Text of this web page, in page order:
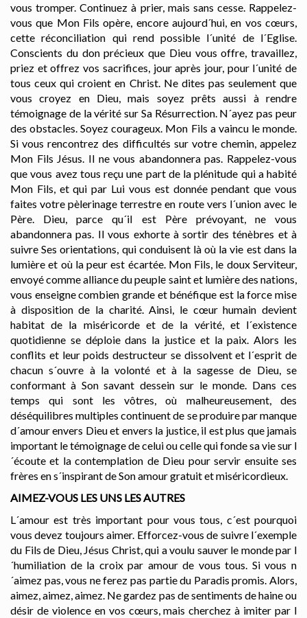
vous tromper. Continuez à prier, mais sans cesse. Rappelez-
vous que Mon Fils opère, encore aujourd´hui, en vos cœurs,
cette réconciliation qui rend possible l´unité de l´Eglise.
Conscients du don précieux que Dieu vous offre, travaillez,
priez et offrez vos sacrifices, jour après jour, pour l´unité de
tous ceux qui croient en Christ. Ne dites pas seulement que
vous croyez en Dieu, mais soyez prêts aussi à rendre
témoignage de la vérité sur Sa Résurrection. N´ayez pas peur
des obstacles. Soyez courageux. Mon Fils a vaincu le monde.
Si vous rencontrez des difficultés sur votre chemin, appelez
Mon Fils Jésus. Il ne vous abandonnera pas. Rappelez-vous
que vous avez tous reçu une part de la plénitude qui a habité
Mon Fils, et qui par Lui vous est donnée pendant que vous
faites votre pèlerinage terrestre en route vers l´union avec le
Père. Dieu, parce qu´il est Père prévoyant, ne vous
abandonnera pas. Il vous exhorte à sortir des ténèbres et à
suivre Ses orientations, qui conduisent là où la vie est dans la
lumière et où la peur est écartée. Mon Fils, le doux Serviteur,
envoyé comme alliance du peuple saint et lumière des nations,
vous enseigne combien grande et bénéfique est la force mise
à disposition de la charité. Ainsi, le cœur humain devient
habitat de la miséricorde et de la vérité, et l´existence
quotidienne se déploie dans la justice et la paix. Alors les
conflits et leur poids destructeur se dissolvent et l´esprit de
chacun s´ouvre à la volonté et à la sagesse de Dieu, se
conformant à Son savant dessein sur le monde. Dans ces
temps qui sont les vôtres, où malheureusement, des
déséquilibres multiples continuent de se produire par manque
d´amour envers Dieu et envers la justice, il est plus que jamais
important le témoignage de celui ou celle qui fonde sa vie sur l
´écoute et la contemplation de Dieu pour servir ensuite ses
frères en s´inspirant de Son amour gratuit et miséricordieux.
AIMEZ-VOUS LES UNS LES AUTRES
L´amour est très important pour vous tous, c´est pourquoi
vous devez toujours aimer. Efforcez-vous de suivre l´exemple
du Fils de Dieu, Jésus Christ, qui a voulu sauver le monde par l
´humiliation de la croix par amour de vous tous. Si vous n
´aimez pas, vous ne ferez pas partie du Paradis promis. Alors,
aimez, aimez, aimez. Ne gardez pas de sentiments de haine ou
désir de violence en vos cœurs, mais cherchez à imiter par l